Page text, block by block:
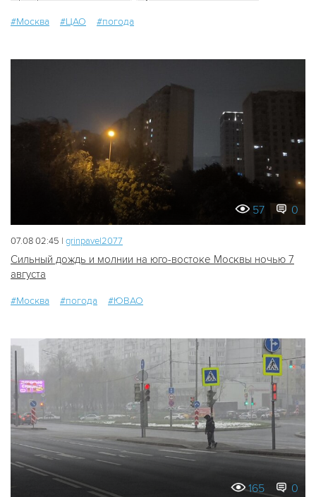
#Москва #ЦАО #погода
57 0
07.08 02:45 | grinpavel2077
Сильный дождь и молнии на юго-востоке Москвы ночью 7
августа
#Москва #погода #ЮВАО
165 0